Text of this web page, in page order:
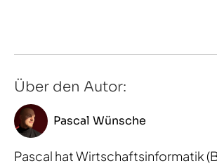
Über den Autor:
Pascal Wünsche
Pascal hat Wirtschaftsinformatik